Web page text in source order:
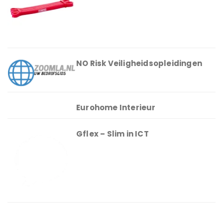
NO Risk Veiligheidsopleidingen
Eurohome Interieur
Gflex – Slim in ICT